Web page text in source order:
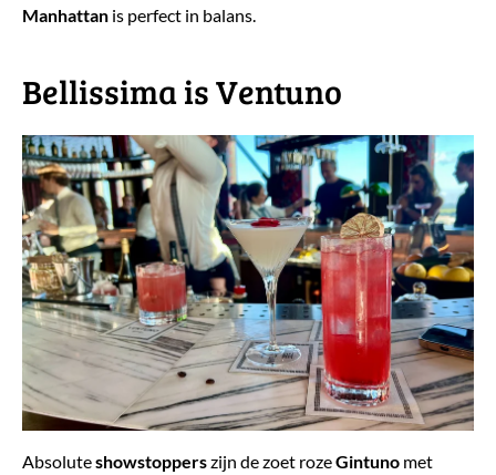
Manhattan is perfect in balans.
Bellissima is Ventuno
Absoluteshowstopperszijn de zoet rozeGintuno met